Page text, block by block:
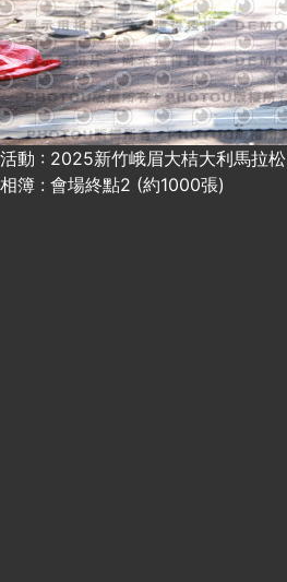
活動 : 2025新竹峨眉大桔大利馬拉松
相簿 : 會場終點2 (約1000張)